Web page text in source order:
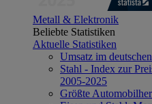
Metall & Elektronik
Beliebte Statistiken
Aktuelle Statistiken
Umsatz im
Stahl - Index zur
2005-2025
Größte